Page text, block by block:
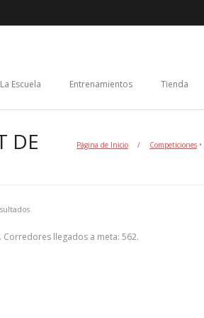
La Escuela Entrenamientos Tienda
DE Página de Inicio / Competiciones •
Corredores llegados a meta: 562.